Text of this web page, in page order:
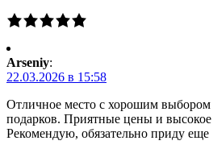
Arseniy:
22.03.2026 в 15:58
Отличное место с хорошим выбором
подарков. Приятные цены и высокое
Рекомендую, обязательно приду еще